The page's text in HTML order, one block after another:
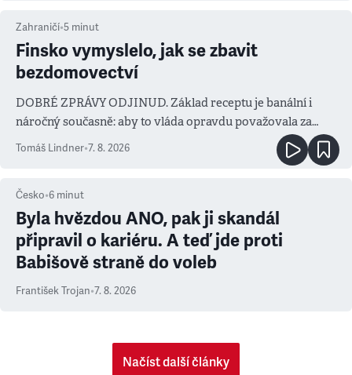
Zahraničí•5 minut
Finsko vymyslelo, jak se zbavit
bezdomovectví
DOBRÉ ZPRÁVY ODJINUD. Základ receptu je banální i
náročný současně: aby to vláda opravdu považovala za
prioritu
Tomáš Lindner•7. 8. 2026
Česko•6 minut
Byla hvězdou ANO, pak ji skandál
připravil o kariéru. A teď jde proti
Babišově straně do voleb
František Trojan•7. 8. 2026
Načíst další články